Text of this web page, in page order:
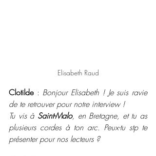
Elisabeth Raud
Clotilde : Bonjour Elisabeth ! Je suis ravie
de te retrouver pour notre interview !
Tu vis à Saint-Malo, en Bretagne, et tu as
plusieurs cordes à ton arc. Peux-tu stp te
présenter pour nos lecteurs ?